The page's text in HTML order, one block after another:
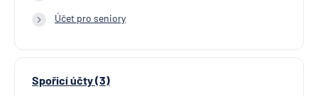
Účet pro seniory
Spořicí účty (3)